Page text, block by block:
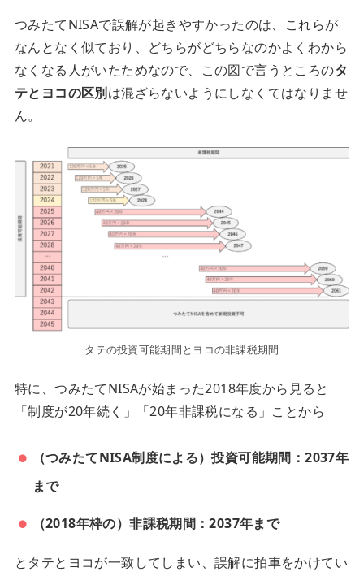
つみたてNISAで誤解が起きやすかったのは、これらが
なんとなく似ており、どちらがどちらなのかよくわから
なくなる人がいたためなので、この図で言うところのタ
テとヨコの区別は混ざらないようにしなくてはなりませ
ん。
タテの投資可能期間とヨコの非課税期間
特に、つみたてNISAが始まった2018年度から見ると
「制度が20年続く」「20年非課税になる」ことから
（つみたてNISA制度による）投資可能期間：2037年
まで
（2018年枠の）非課税期間：2037年まで
とタテとヨコが一致してしまい、誤解に拍車をかけてい